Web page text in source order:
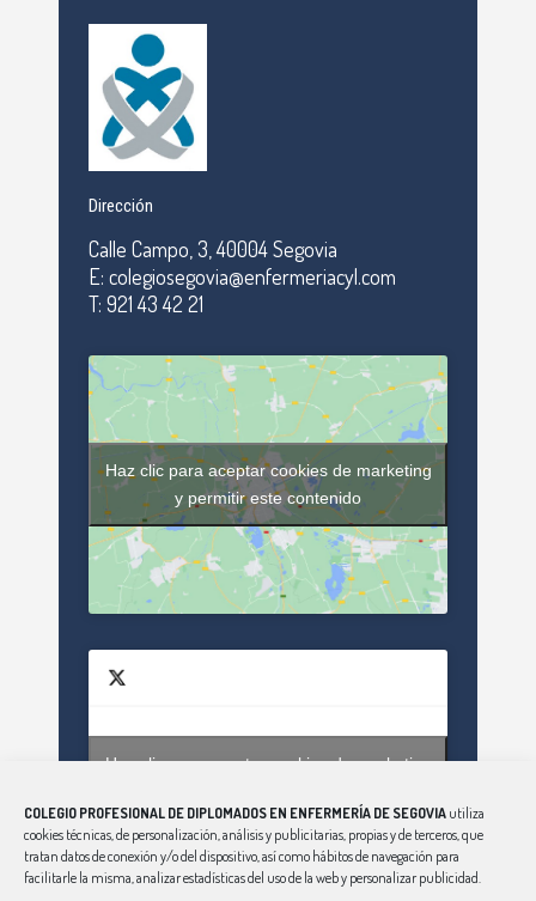
COLEGIO PROFESIONAL DE DIPLOMADOS EN ENFERMERÍA DE SEGOVIA utiliza
cookies técnicas, de personalización, análisis y publicitarias, propias y de terceros, que
tratan datos de conexión y/o del dispositivo, así como hábitos de navegación para
facilitarle la misma, analizar estadísticas del uso de la web y personalizar publicidad.
Dirección
Calle Campo, 3, 40004 Segovia
E: colegiosegovia@enfermeriacyl.com
T: 921 43 42 21
Haz clic para aceptar cookies de marketing
y permitir este contenido
Haz clic para aceptar cookies de marketing